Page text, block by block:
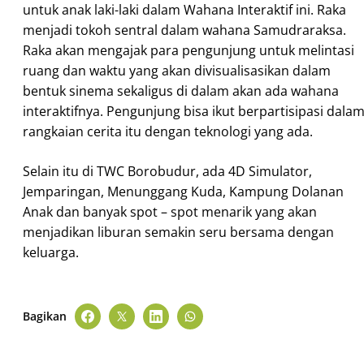
untuk anak laki-laki dalam Wahana Interaktif ini. Raka
menjadi tokoh sentral dalam wahana Samudraraksa.
Raka akan mengajak para pengunjung untuk melintasi
ruang dan waktu yang akan divisualisasikan dalam
bentuk sinema sekaligus di dalam akan ada wahana
interaktifnya. Pengunjung bisa ikut berpartisipasi dalam
rangkaian cerita itu dengan teknologi yang ada.
Selain itu di TWC Borobudur, ada 4D Simulator,
Jemparingan, Menunggang Kuda, Kampung Dolanan
Anak dan banyak spot – spot menarik yang akan
menjadikan liburan semakin seru bersama dengan
keluarga.
Bagikan